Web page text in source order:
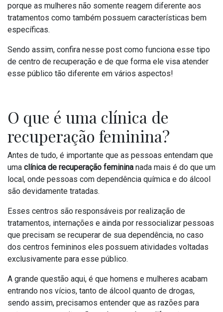
porque as mulheres não somente reagem diferente aos
tratamentos como também possuem características bem
específicas.
Sendo assim, confira nesse post como funciona esse tipo
de centro de recuperação e de que forma ele visa atender
esse público tão diferente em vários aspectos!
O que é uma clínica de
recuperação feminina?
Antes de tudo, é importante que as pessoas entendam que
uma clínica de recuperação feminina nada mais é do que um
local, onde pessoas com dependência química e do álcool
são devidamente tratadas.
Esses centros são responsáveis por realização de
tratamentos, internações e ainda por ressocializar pessoas
que precisam se recuperar de sua dependência, no caso
dos centros femininos eles possuem atividades voltadas
exclusivamente para esse público.
A grande questão aqui, é que homens e mulheres acabam
entrando nos vícios, tanto de álcool quanto de drogas,
sendo assim, precisamos entender que as razões para